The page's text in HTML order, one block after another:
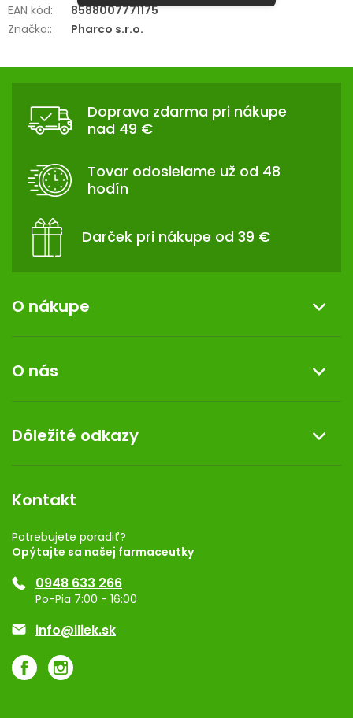
EAN kód::
8588007771175
Značka:: Pharco s.r.o.
Doprava zdarma pri nákupe
nad 49 €
Tovar odosielame už od 48
hodín
Darček pri nákupe od 39 €
O nákupe
Reklamácia a vrátenie tovaru
Doprava a platba
Darček k nákupu
O nás
Kontakt
Dermocentrum
Dôležité odkazy
Rozhodnutie na prevádzku
Registrácia
Ponuka pre firmy
Značky
Kontakt
Potrebujete poradiť?
Opýtajte sa našej farmaceutky
0948 633 266
Po-Pia 7:00 - 16:00
info@iliek.sk